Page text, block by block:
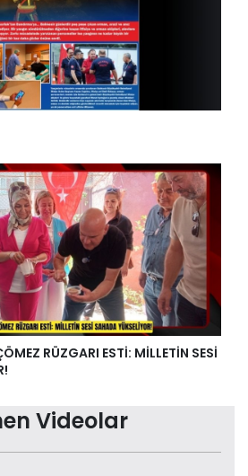
RÜZGARI ESTİ: MİLLETİN SESİ
Videolar